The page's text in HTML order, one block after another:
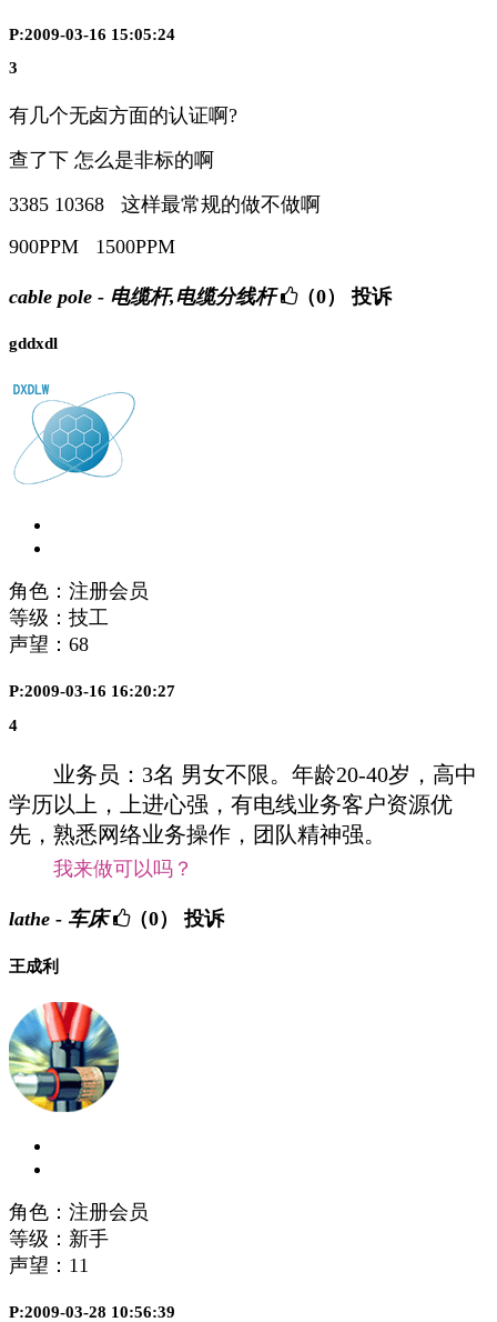
P:2009-03-16 15:05:24
3
有几个无卤方面的认证啊?
查了下 怎么是非标的啊
3385 10368 这样最常规的做不做啊
900PPM 1500PPM
cable pole - 电缆杆,电缆分线杆 （0） 投诉
gddxdl
角色：注册会员
等级：技工
声望： 68
P:2009-03-16 16:20:27
4
业务员 ： 3名 男女不限。年龄20-40岁 ，高中
学历以上，上进心强，有电线业务客 户资源优
先，熟悉网络业务操作， 团队精神强。
我来做可以吗？
lathe - 车床 （0） 投诉
王成利
角色：注册会员
等级：新手
声望： 11
P:2009-03-28 10:56:39